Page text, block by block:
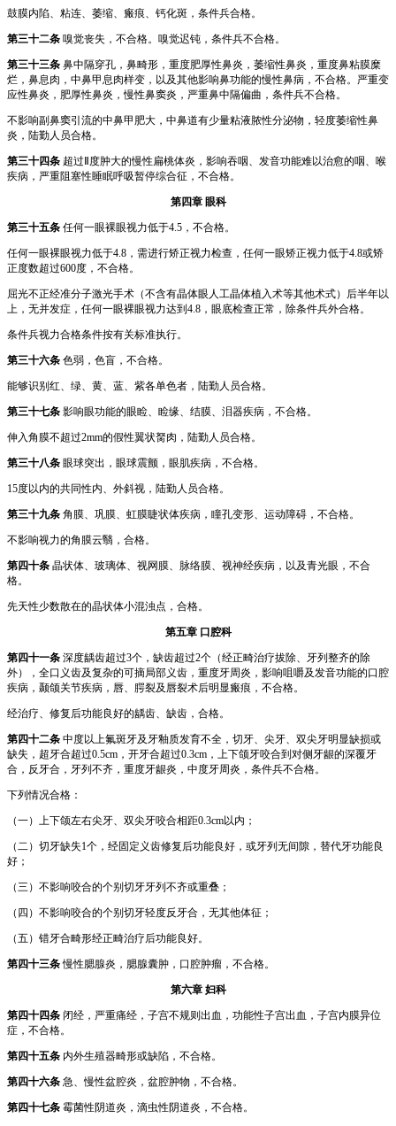
鼓膜内陷、粘连、萎缩、瘢痕、钙化斑，条件兵合格。
第三十二条 嗅觉丧失，不合格。嗅觉迟钝，条件兵不合格。
第三十三条 鼻中隔穿孔，鼻畸形，重度肥厚性鼻炎，萎缩性鼻炎，重度鼻粘膜糜
烂，鼻息肉，中鼻甲息肉样变，以及其他影响鼻功能的慢性鼻病，不合格。严重变
应性鼻炎，肥厚性鼻炎，慢性鼻窦炎，严重鼻中隔偏曲，条件兵不合格。
不影响副鼻窦引流的中鼻甲肥大，中鼻道有少量粘液脓性分泌物，轻度萎缩性鼻
炎，陆勤人员合格。
第三十四条 超过Ⅱ度肿大的慢性扁桃体炎，影响吞咽、发音功能难以治愈的咽、喉
疾病，严重阻塞性睡眠呼吸暂停综合征，不合格。
第四章 眼科
第三十五条 任何一眼裸眼视力低于4.5，不合格。
任何一眼裸眼视力低于4.8，需进行矫正视力检查，任何一眼矫正视力低于4.8或矫
正度数超过600度，不合格。
屈光不正经准分子激光手术（不含有晶体眼人工晶体植入术等其他术式）后半年以
上，无并发症，任何一眼裸眼视力达到4.8，眼底检查正常，除条件兵外合格。
条件兵视力合格条件按有关标准执行。
第三十六条 色弱，色盲，不合格。
能够识别红、绿、黄、蓝、紫各单色者，陆勤人员合格。
第三十七条 影响眼功能的眼睑、睑缘、结膜、泪器疾病，不合格。
伸入角膜不超过2mm的假性翼状胬肉，陆勤人员合格。
第三十八条 眼球突出，眼球震颤，眼肌疾病，不合格。
15度以内的共同性内、外斜视，陆勤人员合格。
第三十九条 角膜、巩膜、虹膜睫状体疾病，瞳孔变形、运动障碍，不合格。
不影响视力的角膜云翳，合格。
第四十条 晶状体、玻璃体、视网膜、脉络膜、视神经疾病，以及青光眼，不合
格。
先天性少数散在的晶状体小混浊点，合格。
第五章 口腔科
第四十一条 深度龋齿超过3个，缺齿超过2个（经正畸治疗拔除、牙列整齐的除
外），全口义齿及复杂的可摘局部义齿，重度牙周炎，影响咀嚼及发音功能的口腔
疾病，颞颌关节疾病，唇、腭裂及唇裂术后明显瘢痕，不合格。
经治疗、修复后功能良好的龋齿、缺齿，合格。
第四十二条 中度以上氟斑牙及牙釉质发育不全，切牙、尖牙、双尖牙明显缺损或
缺失，超牙合超过0.5cm，开牙合超过0.3cm，上下颌牙咬合到对侧牙龈的深覆牙
合，反牙合，牙列不齐，重度牙龈炎，中度牙周炎，条件兵不合格。
下列情况合格：
（一）上下颌左右尖牙、双尖牙咬合相距0.3cm以内；
（二）切牙缺失1个，经固定义齿修复后功能良好，或牙列无间隙，替代牙功能良
好；
（三）不影响咬合的个别切牙牙列不齐或重叠；
（四）不影响咬合的个别切牙轻度反牙合，无其他体征；
（五）错牙合畸形经正畸治疗后功能良好。
第四十三条慢性腮腺炎，腮腺囊肿，口腔肿瘤，不合格。
第六章 妇科
第四十四条 闭经，严重痛经，子宫不规则出血，功能性子宫出血，子宫内膜异位
症，不合格。
第四十五条 内外生殖器畸形或缺陷，不合格。
第四十六条 急、慢性盆腔炎，盆腔肿物，不合格。
第四十七条 霉菌性阴道炎，滴虫性阴道炎，不合格。